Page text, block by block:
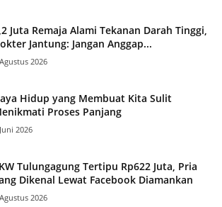
Juta Remaja Alami Tekanan Darah Tinggi,
Jantung: Jangan Anggap...
2026
Hidup yang Membuat Kita Sulit
Proses Panjang
2026
Tulungagung Tertipu Rp622 Juta, Pria
Dikenal Lewat Facebook Diamankan
2026